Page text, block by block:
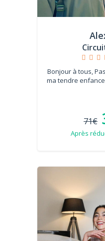
Bonjour à tous,
ma tendre
71€
Après